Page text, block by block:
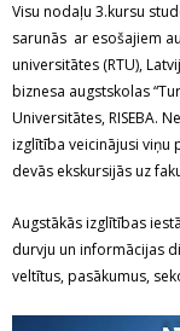
Visu nodaļu 3.kursu
sarunās ar esošajiem
universitātes (RTU),
biznesa augstskolas
Universitātes, RISEBA.
izglītība veicinājusi viņu
devās ekskursijās uz
Augstākās izglītības
durvju un informācijas
veltītus, pasākumus,